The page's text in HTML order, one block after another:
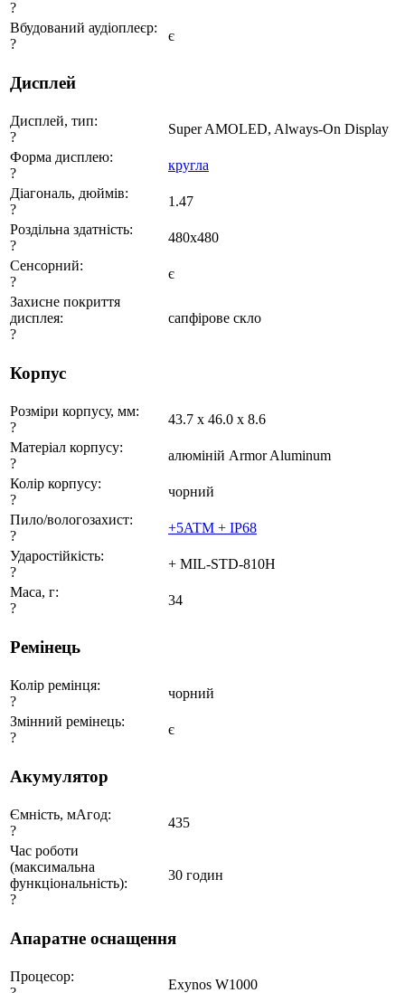
?
Вбудований аудіоплеєр:
?
є
Дисплей
Дисплей, тип:
?
Super AMOLED, Always-On Display
Форма дисплею:
?
кругла
Діагональ, дюймів:
?
1.47
Роздільна здатність:
?
480х480
Сенсорний:
?
є
Захисне покриття
дисплея:
?
сапфірове скло
Корпус
Розміри корпусу, мм:
?
43.7 х 46.0 х 8.6
Матеріал корпусу:
?
алюміній Armor Aluminum
Колір корпусу:
?
чорний
Пило/вологозахист:
?
+5ATM + IP68
Ударостійкість:
?
+ MIL-STD-810H
Маса, г:
?
34
Ремінець
Колір ремінця:
?
чорний
Змінний ремінець:
?
є
Акумулятор
Ємність, мАгод:
?
435
Час роботи
(максимальна
функціональність):
?
30 годин
Апаратне оснащення
Процесор:
Exynos W1000